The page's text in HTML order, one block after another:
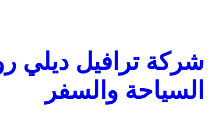
شركة ترافيل ديلي
السياحة والسفر